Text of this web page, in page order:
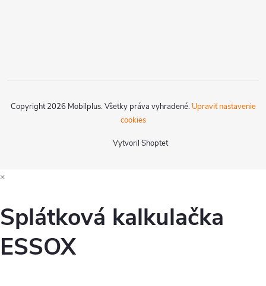
Vytvoril Shoptet
Copyright 2026 Mobilplus. Všetky práva vyhradené. Upraviť nastavenie
cookies
×
Splátková kalkulačka
ESSOX